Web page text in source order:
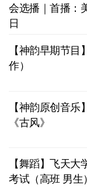
会选播｜首播：
日
【神韵早期节目
作）
【神韵原创音乐
《古风》
【舞蹈】飞天大
考试（高班 男生）